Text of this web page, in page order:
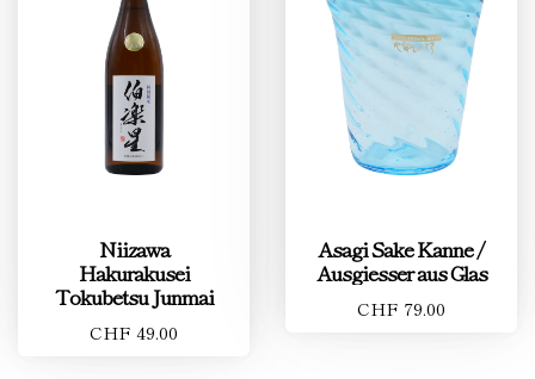
Niizawa
Hakurakusei
Tokubetsu Junmai
CHF 49.00
Asagi Sake Kanne /
Ausgiesser aus Glas
CHF 79.00